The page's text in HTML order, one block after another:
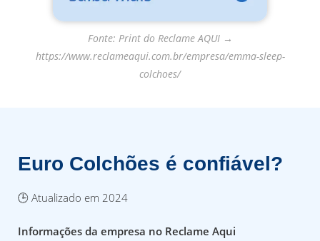
Fonte: Print do Reclame AQUI →
https://www.reclameaqui.com.br/empresa/emma-sleep-
colchoes/
Euro Colchões é confiável?
🕒 Atualizado em 2024
Informações da empresa no Reclame Aqui